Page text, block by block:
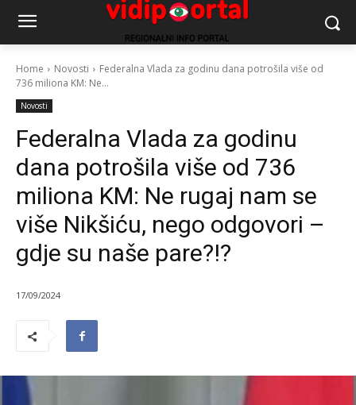
Home Novosti
Federalna Vlada za godinu dana potrošila više od
736 miliona KM: Ne...
Novosti
Federalna Vlada za godinu
dana potrošila više od 736
miliona KM: Ne rugaj nam se
više Nikšiću, nego odgovori –
gdje su naše pare?!?
17/09/2024